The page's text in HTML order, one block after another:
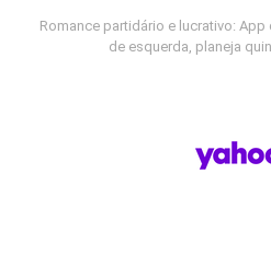
Romance partidário e lucrativo: App
de esquerda, planeja